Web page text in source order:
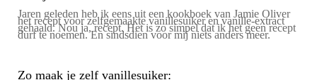
Jaren geleden heb ik eens uit een kookboek van Jamie Oliver
het recept voor zelfgemaakte vanillesuiker en vanille-extract
gehaald. Nou ja, recept. Het is zo simpel dat ik het geen recept
durf te noemen. En sindsdien voor mij niets anders meer.
Zo maak je zelf vanillesuiker: